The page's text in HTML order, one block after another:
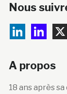
Nous
A propos
18 ans après